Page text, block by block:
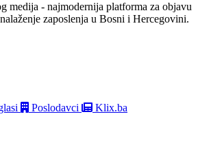
medija - najmodernija platforma za objavu
zaposlenja u Bosni i Hercegovini.
Poslodavci Klix.ba